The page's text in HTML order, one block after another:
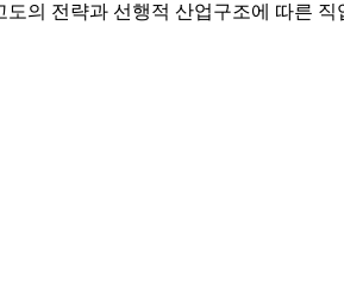
도의 전략과 선행적 산업구조에 따른